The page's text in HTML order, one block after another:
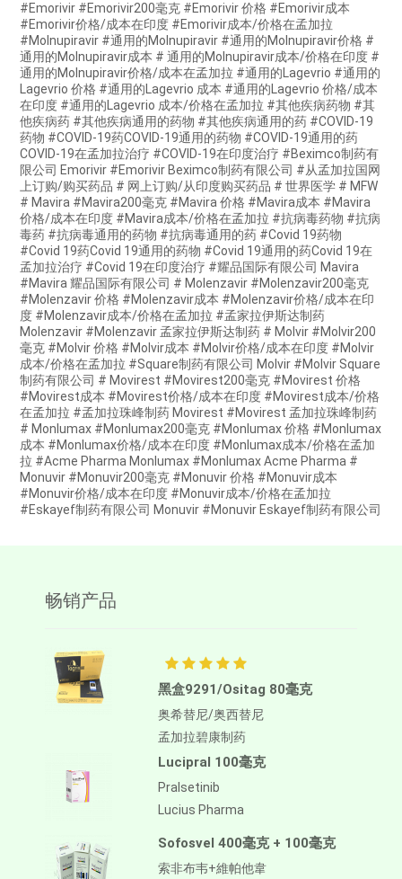
#Emorivir #Emorivir200毫克 #Emorivir 价格 #Emorivir成本
#Emorivir价格/成本在印度 #Emorivir成本/价格在孟加拉
#Molnupiravir #通用的Molnupiravir #通用的Molnupiravir价格 #
通用的Molnupiravir成本 # 通用的Molnupiravir成本/价格在印度 #
通用的Molnupiravir价格/成本在孟加拉 #通用的Lagevrio #通用的
Lagevrio 价格 #通用的Lagevrio 成本 #通用的Lagevrio 价格/成本
在印度 #通用的Lagevrio 成本/价格在孟加拉 #其他疾病药物 #其
他疾病药 #其他疾病通用的药物 #其他疾病通用的药 #COVID-19
药物 #COVID-19药COVID-19通用的药物 #COVID-19通用的药
COVID-19在孟加拉治疗 #COVID-19在印度治疗 #Beximco制药有
限公司 Emorivir #Emorivir Beximco制药有限公司 #从孟加拉国网
上订购/购买药品 # 网上订购/从印度购买药品 # 世界医学 # MFW
# Mavira #Mavira200毫克 #Mavira 价格 #Mavira成本 #Mavira
价格/成本在印度 #Mavira成本/价格在孟加拉 #抗病毒药物 #抗病
毒药 #抗病毒通用的药物 #抗病毒通用的药 #Covid 19药物
#Covid 19药Covid 19通用的药物 #Covid 19通用的药Covid 19在
孟加拉治疗 #Covid 19在印度治疗 #耀品国际有限公司 Mavira
#Mavira 耀品国际有限公司 # Molenzavir #Molenzavir200毫克
#Molenzavir 价格 #Molenzavir成本 #Molenzavir价格/成本在印
度 #Molenzavir成本/价格在孟加拉 #孟家拉伊斯达制药
Molenzavir #Molenzavir 孟家拉伊斯达制药 # Molvir #Molvir200
毫克 #Molvir 价格 #Molvir成本 #Molvir价格/成本在印度 #Molvir
成本/价格在孟加拉 #Square制药有限公司 Molvir #Molvir Square
制药有限公司 # Movirest #Movirest200毫克 #Movirest 价格
#Movirest成本 #Movirest价格/成本在印度 #Movirest成本/价格
在孟加拉 #孟加拉珠峰制药 Movirest #Movirest 孟加拉珠峰制药
# Monlumax #Monlumax200毫克 #Monlumax 价格 #Monlumax
成本 #Monlumax价格/成本在印度 #Monlumax成本/价格在孟加
拉 #Acme Pharma Monlumax #Monlumax Acme Pharma #
Monuvir #Monuvir200毫克 #Monuvir 价格 #Monuvir成本
#Monuvir价格/成本在印度 #Monuvir成本/价格在孟加拉
#Eskayef制药有限公司 Monuvir #Monuvir Eskayef制药有限公司
畅销产品
黑盒9291/Ositag 80毫克
奥希替尼/奥西替尼
孟加拉碧康制药
Lucipral 100毫克
Pralsetinib
Lucius Pharma
Sofosvel 400毫克 + 100毫克
索非布韦+維帕他韋